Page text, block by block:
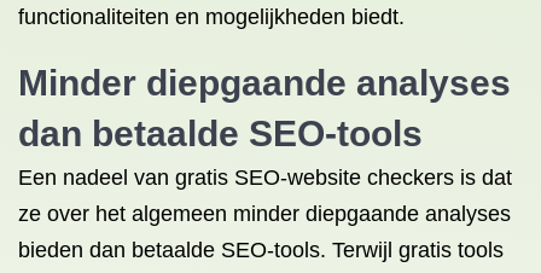
functionaliteiten en mogelijkheden biedt.
Minder diepgaande analyses
dan betaalde SEO-tools
Een nadeel van gratis SEO-website checkers is dat
ze over het algemeen minder diepgaande analyses
bieden dan betaalde SEO-tools. Terwijl gratis tools